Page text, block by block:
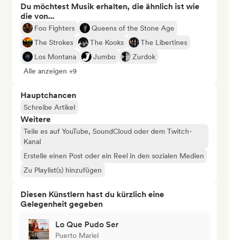
Du möchtest Musik erhalten, die ähnlich ist wie
die von...
Foo Fighters
Queens of the Stone Age
The Strokes
The Kooks
The Libertines
Los Montana
Jumbo
Zurdok
Alle anzeigen +9
Hauptchancen
Schreibe Artikel
Weitere
Teile es auf YouTube, SoundCloud oder dem Twitch-
Kanal
Erstelle einen Post oder ein Reel in den sozialen Medien
Zu Playlist(s) hinzufügen
Diesen Künstlern hast du kürzlich eine
Gelegenheit gegeben
Lo Que Pudo Ser
Puerto Mariel